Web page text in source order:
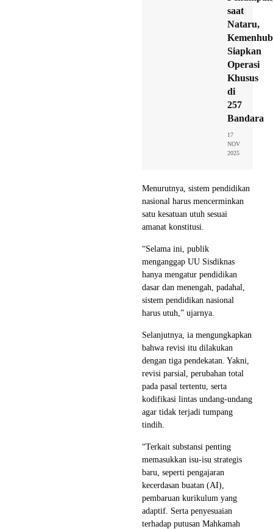
saat
Nataru,
Kemenhub
Siapkan
Operasi
Khusus
di
257
Bandara
17
NOV
2025
Menurutnya, sistem pendidikan
nasional harus mencerminkan
satu kesatuan utuh sesuai
amanat konstitusi.
“Selama ini, publik
menganggap UU Sisdiknas
hanya mengatur pendidikan
dasar dan menengah, padahal,
sistem pendidikan nasional
harus utuh,” ujarnya.
Selanjutnya, ia mengungkapkan
bahwa revisi itu dilakukan
dengan tiga pendekatan. Yakni,
revisi parsial, perubahan total
pada pasal tertentu, serta
kodifikasi lintas undang-undang
agar tidak terjadi tumpang
tindih.
“Terkait substansi penting
memasukkan isu-isu strategis
baru, seperti pengajaran
kecerdasan buatan (AI),
pembaruan kurikulum yang
adaptif. Serta penyesuaian
terhadap putusan Mahkamah